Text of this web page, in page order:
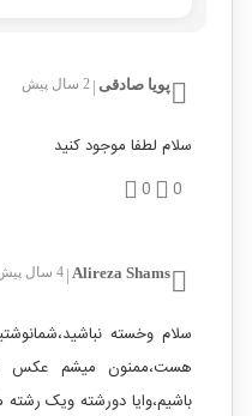
پویا صادقی | 2 سال پیش
سلام لطفا موجود کنید
0
0
Alireza Shams
| 4 سال پیش
سلام وخسته
هست،ممنون میشم عکس
باشیم،وایا دورشته ویک